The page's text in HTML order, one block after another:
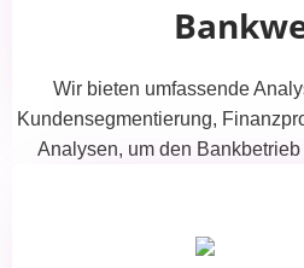
Wir bieten umfassende
Kundensegmentierung,
Analysen, um den